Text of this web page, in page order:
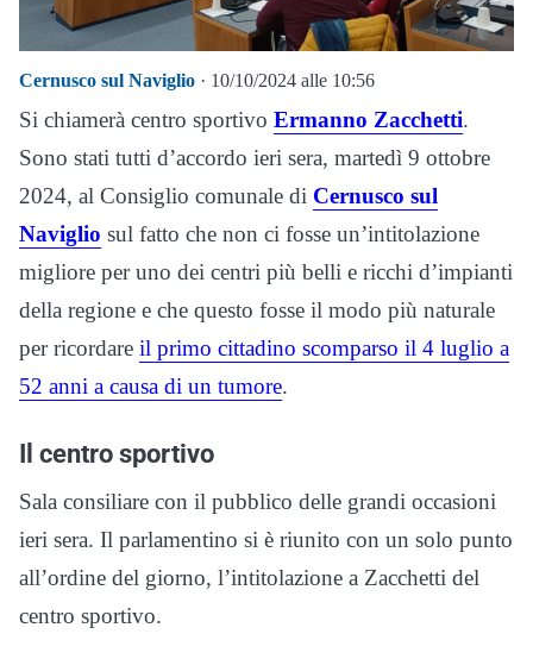
Cernusco sul Naviglio · 10/10/2024 alle 10:56
Si chiamerà centro sportivo Ermanno Zacchetti.
Sono stati tutti d’accordo ieri sera, martedì 9 ottobre
2024, al Consiglio comunale di Cernusco sul
Naviglio sul fatto che non ci fosse un’intitolazione
migliore per uno dei centri più belli e ricchi d’impianti
della regione e che questo fosse il modo più naturale
per ricordare il primo cittadino scomparso il 4 luglio a
52 anni a causa di un tumore.
Il centro sportivo
Sala consiliare con il pubblico delle grandi occasioni
ieri sera. Il parlamentino si è riunito con un solo punto
all’ordine del giorno, l’intitolazione a Zacchetti del
centro sportivo.